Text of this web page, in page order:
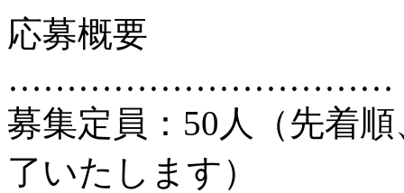
応募概要
……………………………
募集定員：50人（先着
了いたします）